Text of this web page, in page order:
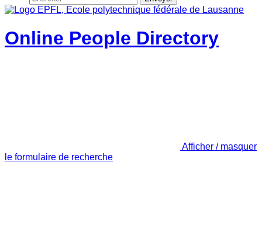
Online People Directory
Afficher / masquer
le formulaire de recherche